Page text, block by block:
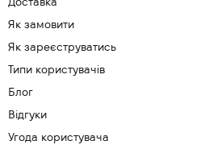
Як замовити
Як зареєструватись
Типи користувачів
Блог
Відгуки
Угода користувача